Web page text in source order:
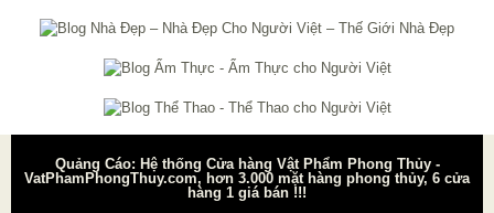
Quảng Cáo: Hệ thống Cửa hàng Vật Phẩm Phong Thủy -
VatPhamPhongThuy.com, hơn 3.000 mặt hàng phong thủy, 6 cửa
hàng 1 giá bán !!!